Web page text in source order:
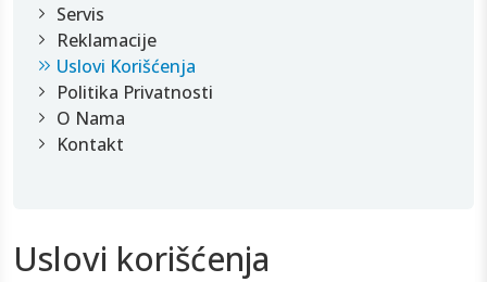
Servis
Reklamacije
Uslovi Korišćenja
Politika Privatnosti
O Nama
Kontakt
Uslovi korišćenja